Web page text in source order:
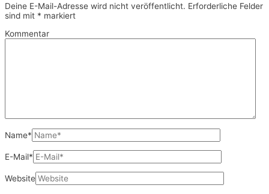
Deine E-Mail-Adresse wird nicht veröffentlicht. Erforderliche Felder
sind mit * markiert
Kommentar
Name*
E-Mail*
Website